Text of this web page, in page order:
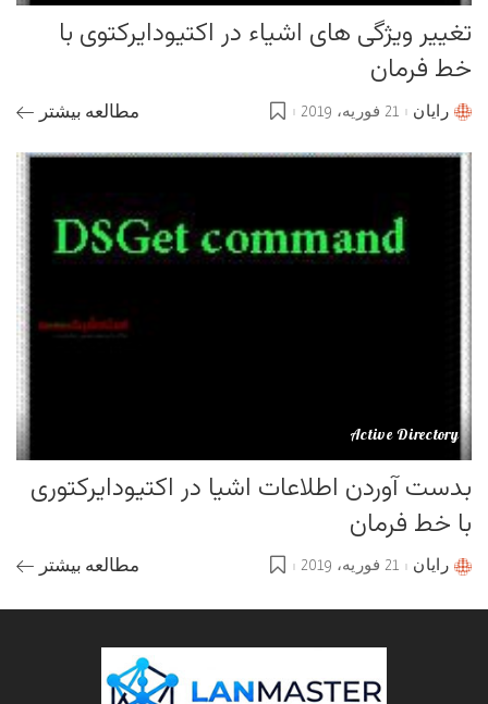
تغییر ویژگی های اشیاء در اکتیودایرکتوی با
خط فرمان
Postedرایان 21 فوریه، 2019 مطالعه بیشتر
Active Directory
بدست آوردن اطلاعات اشیا در اکتیودایرکتوری
با خط فرمان
Postedرایان 21 فوریه، 2019 مطالعه بیشتر